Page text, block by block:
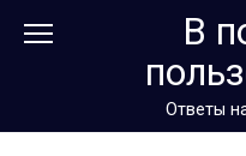
В
Ответы